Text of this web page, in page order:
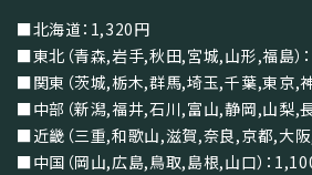
■北海道：1,320円
■東北（青森,岩手,秋田,宮城,山形,福島）
■関東（茨城,栃木,群馬,埼玉,千葉,東京,神
■中部（新潟,福井,石川,富山,静岡,山梨,
■近畿（三重,和歌山,滋賀,奈良,京都,大阪,
■中国（岡山,広島,鳥取,島根,山口）：